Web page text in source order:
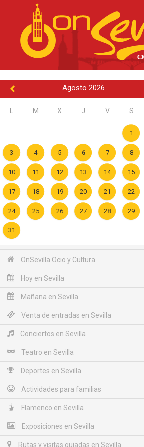
Agosto 2026
M X J V S
1
3 4 5 6 7 8
10 11 12 13 14 15
17 18 19 20 21 22
24 25 26 27 28 29
31
OnSevilla Ocio y Cultura
Hoy en Sevilla
Mañana en Sevilla
Venta de entradas en Sevilla
Conciertos en Sevilla
Teatro en Sevilla
Deportes en Sevilla
Actividades para familias
Flamenco en Sevilla
Exposiciones en Sevilla
Rutas y visitas guiadas en Sevilla